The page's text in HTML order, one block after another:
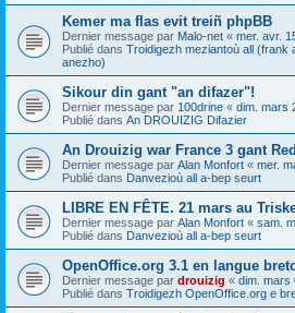
Kemer ma flas evit treiñ phpBB
Dernier message par Malo-net « mer. avr.
Publié dans Troidigezh meziantoù all (frank
anezho)
Sikour din gant "an difazer"!
Dernier message par 100drine « dim. mars
Publié dans An DROUIZIG Difazier
An Drouizig war France 3 gant
Dernier message par Alan Monfort « mer.
Publié dans Danvezioù all a-bep seurt
LIBRE EN FÊTE. 21 mars au
Dernier message par Alan Monfort « sam.
Publié dans Danvezioù all a-bep seurt
OpenOffice.org 3.1 en langue
Dernier message par drouizig « dim. mars
Publié dans Troidigezh OpenOffice.org e